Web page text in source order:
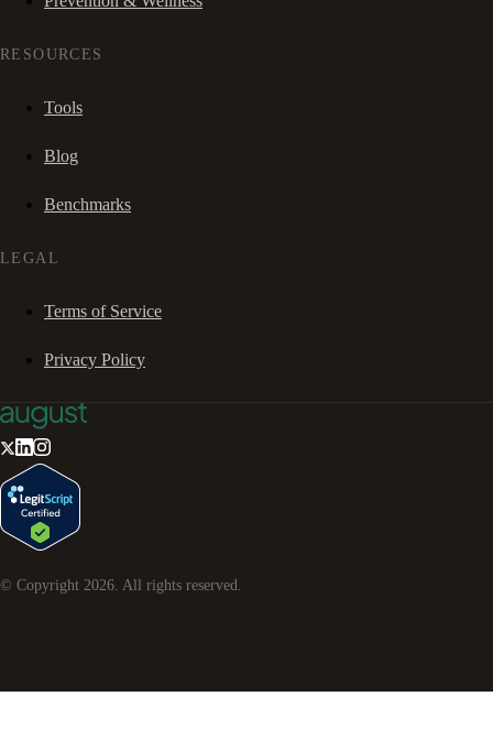
RESOURCES
Tools
Blog
Benchmarks
LEGAL
Terms of Service
Privacy Policy
© Copyright 2026. All rights reserved.